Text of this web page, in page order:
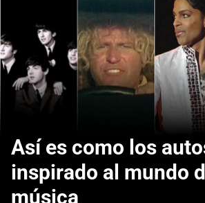
Así es como los
inspirado al mundo
música